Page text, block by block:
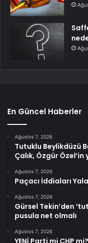
En Güncel Haberler
Ağustos 7, 2026
Tutuklu Beylikdüzü
Çalık, Özgür
Ağustos 7, 2026
Paçacı İddiaları
Ağustos 7, 2026
Gürsel Tekin’den
pusula net olmalı
Ağustos 7, 2026
YENİ Parti mi CHP